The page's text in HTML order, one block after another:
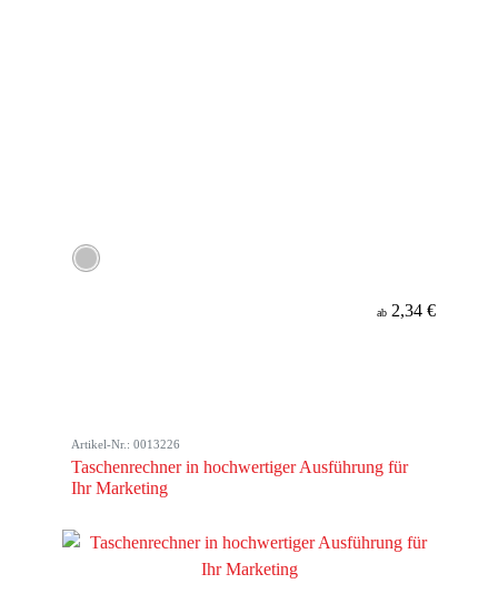
ab 2,34 €
Artikel-Nr.: 0013226
Taschenrechner in hochwertiger Ausführung für
Ihr Marketing